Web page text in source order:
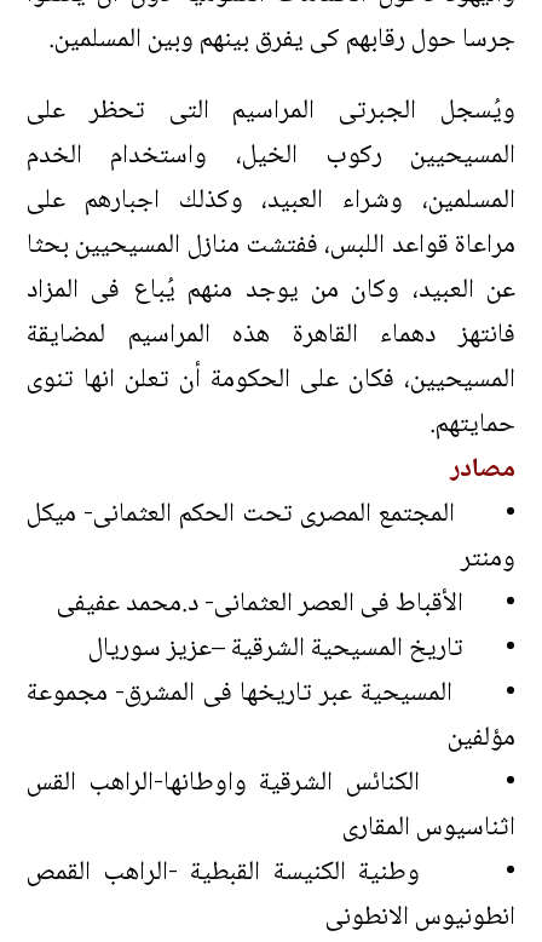
جرسا حول رقابهم كى يفرق بينهم وبين المسلمين.
ويُسجل الجبرتى المراسيم التى تحظر على
المسيحيين ركوب الخيل، واستخدام الخدم
المسلمين، وشراء العبيد، وكذلك اجبارهم على
مراعاة قواعد اللبس، ففتشت منازل المسيحيين بحثا
عن العبيد، وكان من يوجد منهم يُباع فى المزاد
فانتهز دهماء القاهرة هذه المراسيم لمضايقة
المسيحيين، فكان على الحكومة أن تعلن انها تنوى
حمايتهم.
مصادر
• المجتمع المصرى تحت الحكم العثمانى- ميكل
ومنتر
• الأقباط فى العصر العثمانى- د.محمد عفيفى
• تاريخ المسيحية الشرقية –عزيز سوريال
• المسيحية عبر تاريخها فى المشرق- مجموعة
مؤلفين
• الكنائس الشرقية واوطانها-الراهب القس
اثناسيوس المقارى
• وطنية الكنيسة القبطية -الراهب القمص
انطونيوس الانطونى